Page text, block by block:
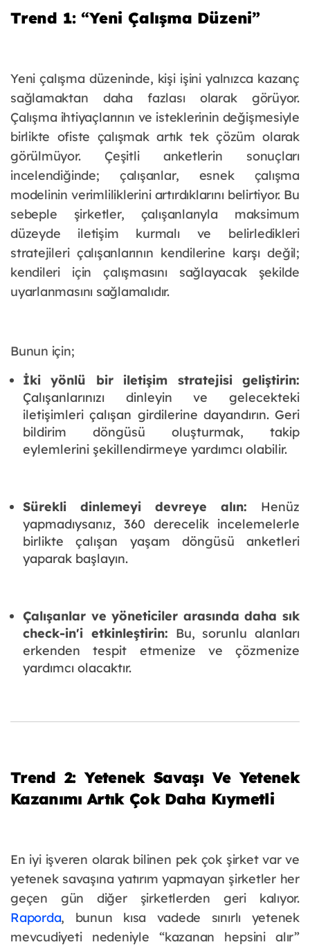
Trend 1: “Yeni Çalışma Düzeni”
Yeni çalışma düzeninde, kişi işini yalnızca kazanç
sağlamaktan daha fazlası olarak görüyor.
Çalışma ihtiyaçlarının ve isteklerinin değişmesiyle
birlikte ofiste çalışmak artık tek çözüm olarak
görülmüyor. Çeşitli anketlerin sonuçları
incelendiğinde; çalışanlar, esnek çalışma
modelinin verimliliklerini artırdıklarını belirtiyor. Bu
sebeple şirketler, çalışanlarıyla maksimum
düzeyde iletişim kurmalı ve belirledikleri
stratejileri çalışanlarının kendilerine karşı değil;
kendileri için çalışmasını sağlayacak şekilde
uyarlanmasını sağlamalıdır.
Bunun için;
İki yönlü bir iletişim stratejisi geliştirin:
Çalışanlarınızı dinleyin ve gelecekteki
iletişimleri çalışan girdilerine dayandırın. Geri
bildirim döngüsü oluşturmak, takip
eylemlerini şekillendirmeye yardımcı olabilir.
Sürekli dinlemeyi devreye alın: Henüz
yapmadıysanız, 360 derecelik incelemelerle
birlikte çalışan yaşam döngüsü anketleri
yaparak başlayın.
Çalışanlar ve yöneticiler arasında daha sık
check-in'i etkinleştirin: Bu, sorunlu alanları
erkenden tespit etmenize ve çözmenize
yardımcı olacaktır.
Trend 2: Yetenek Savaşı Ve Yetenek
Kazanımı Artık Çok Daha Kıymetli
En iyi işveren olarak bilinen pek çok şirket var ve
yetenek savaşına yatırım yapmayan şirketler her
geçen gün diğer şirketlerden geri kalıyor.
Raporda, bunun kısa vadede sınırlı yetenek
mevcudiyeti nedeniyle “kazanan hepsini alır”